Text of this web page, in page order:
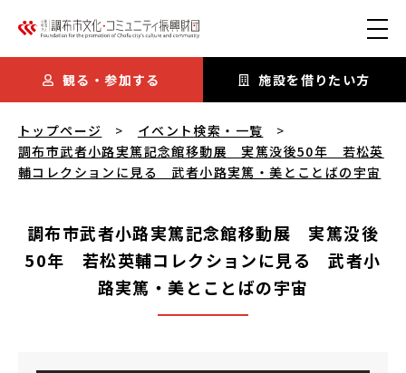
観る・参加する 施設を借りたい方
トップページ
イベント検索・一覧
調布市武者小路実篤記念館移動展 実篤没後50年 若松英
輔コレクションに見る 武者小路実篤・美とことばの宇宙
調布市武者小路実篤記念館移動展 実篤没後
50年 若松英輔コレクションに見る 武者小
路実篤・美とことばの宇宙
調布市武者小路実篤記念館移動展 実篤没後50年 若松英輔コ